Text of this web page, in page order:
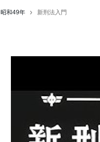
昭和49年 新刑法入門